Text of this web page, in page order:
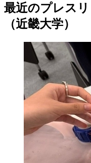
最近のプレス
（近畿大学）